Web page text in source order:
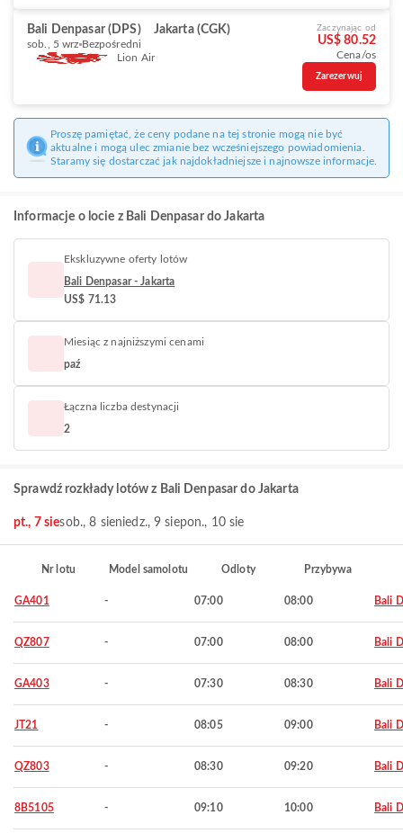
Bali Denpasar (DPS) Jakarta (CGK)
sob., 5 wrz Bezpośredni
Lion Air
Zaczynając od
US$ 80.52
Cena/os
Zarezerwuj
Proszę pamiętać, że ceny podane na tej stronie mogą nie być
aktualne i mogą ulec zmianie bez wcześniejszego powiadomienia.
Staramy się dostarczać jak najdokładniejsze i najnowsze informacje.
Informacje o locie z Bali Denpasar do Jakarta
Ekskluzywne oferty lotów
Bali Denpasar - Jakarta
US$ 71.13
Miesiąc z najniższymi cenami
paź
Łączna liczba destynacji
2
Sprawdź rozkłady lotów z Bali Denpasar do Jakarta
pt., 7 siesob., 8 sieniedz., 9 siepon., 10 sie
Nr lotu Model samolotu Odloty Przybywa
GA401 - 07:00 08:00 Bali
QZ807 - 07:00 08:00 Bali
GA403 - 07:30 08:30 Bali
JT21 - 08:05 09:00 Bali
QZ803 - 08:30 09:20 Bali
8B5105 - 09:10 10:00 Bali